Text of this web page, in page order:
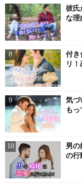
彼氏
な理
付き
リ
気づ
もっ
男
の行